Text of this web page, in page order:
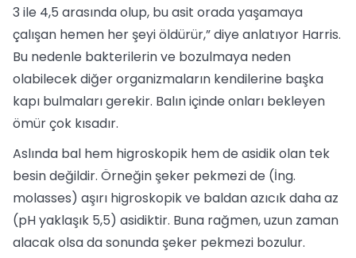
3 ile 4,5 arasında olup, bu asit orada yaşamaya
çalışan hemen her şeyi öldürür,” diye anlatıyor Harris.
Bu nedenle bakterilerin ve bozulmaya neden
olabilecek diğer organizmaların kendilerine başka
kapı bulmaları gerekir. Balın içinde onları bekleyen
ömür çok kısadır.
Aslında bal hem higroskopik hem de asidik olan tek
besin değildir. Örneğin şeker pekmezi de (İng.
molasses) aşırı higroskopik ve baldan azıcık daha az
(pH yaklaşık 5,5) asidiktir. Buna rağmen, uzun zaman
alacak olsa da sonunda şeker pekmezi bozulur.